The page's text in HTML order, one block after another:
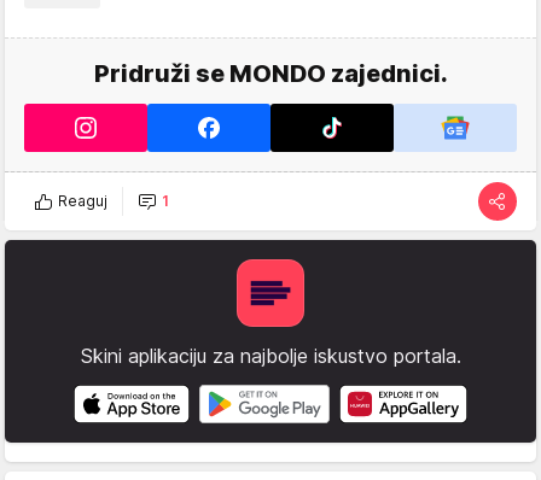
Pridruži se MONDO zajednici.
Reaguj 1
Skini aplikaciju za najbolje iskustvo portala.